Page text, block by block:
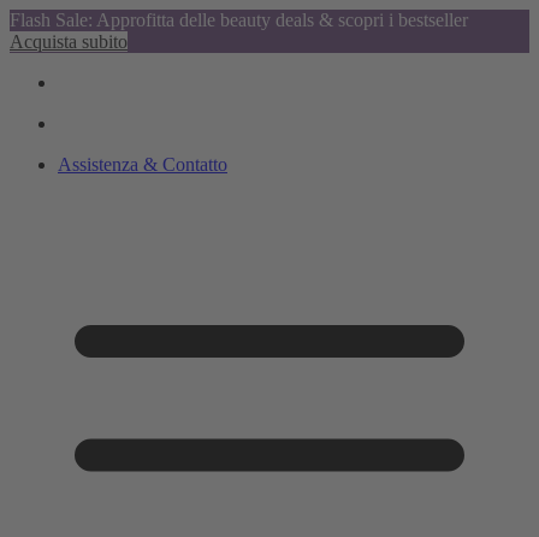
Flash Sale: Approfitta delle beauty deals & scopri i bestseller
Acquista subito
Assistenza & Contatto